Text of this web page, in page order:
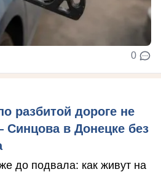
0
разбитой дороге не
Синцова в Донецке без
до подвала: как живут на